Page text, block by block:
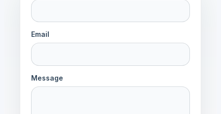
Email
Message